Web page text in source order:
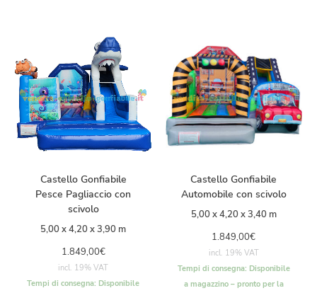
Castello Gonfiabile
Pesce Pagliaccio con
scivolo
5,00 x 4,20 x 3,90 m
1.849,00€
incl. 19% VAT
Tempi di consegna: Disponibile
Castello Gonfiabile
Automobile con scivolo
5,00 x 4,20 x 3,40 m
1.849,00€
incl. 19% VAT
Tempi di consegna: Disponibile
a magazzino – pronto per la